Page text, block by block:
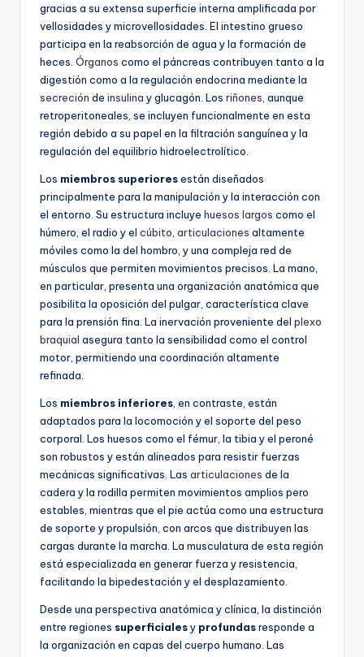
gracias a su extensa superficie interna amplificada por
vellosidades y microvellosidades. El intestino grueso
participa en la reabsorción de agua y la formación de
heces. Órganos como el páncreas contribuyen tanto a la
digestión como a la regulación endocrina mediante la
secreción de insulina y glucagón. Los riñones , aunque
retroperitoneales, se incluyen funcionalmente en esta
región debido a su papel en la filtración sanguínea y la
regulación del equilibrio hidroelectrolítico.
Los miembros superioresestán diseñados
principalmente para la manipulación y la interacción con
el entorno. Su estructura incluye huesos largos como el
húmero, el radio y el cúbito articulaciones altamente
móviles como la del hombro, y una compleja red de
músculos que permiten movimientos precisos. La mano,
en particular, presenta una organización anatómica que
posibilita la oposición del pulgar, característica clave
para la prensión fina. La inervación proveniente del plexo
braquial asegura tanto la sensibilidad como el control
motor, permitiendo una coordinación altamente
refinada.
Los miembros inferiores , en contraste, están
adaptados para la locomoción y el soporte del peso
corporal. Los huesos como el fémur, la tibia y el peroné
son robustos y están alineados para resistir fuerzas
mecánicas significativas. Las articulaciones de la
cadera y la rodilla permiten movimientos amplios pero
estables, mientras que el pie actúa como una estructura
de soporte y propulsión, con arcos que distribuyen las
cargas durante la marcha. La musculatura de esta región
está especializada en generar fuerza y resistencia,
facilitando la bipedestación y el desplazamiento.
Desde una perspectiva anatómica y clínica, la distinción
entre regiones superficialesy profundasresponde a
la organización en capas del cuerpo humano. Las